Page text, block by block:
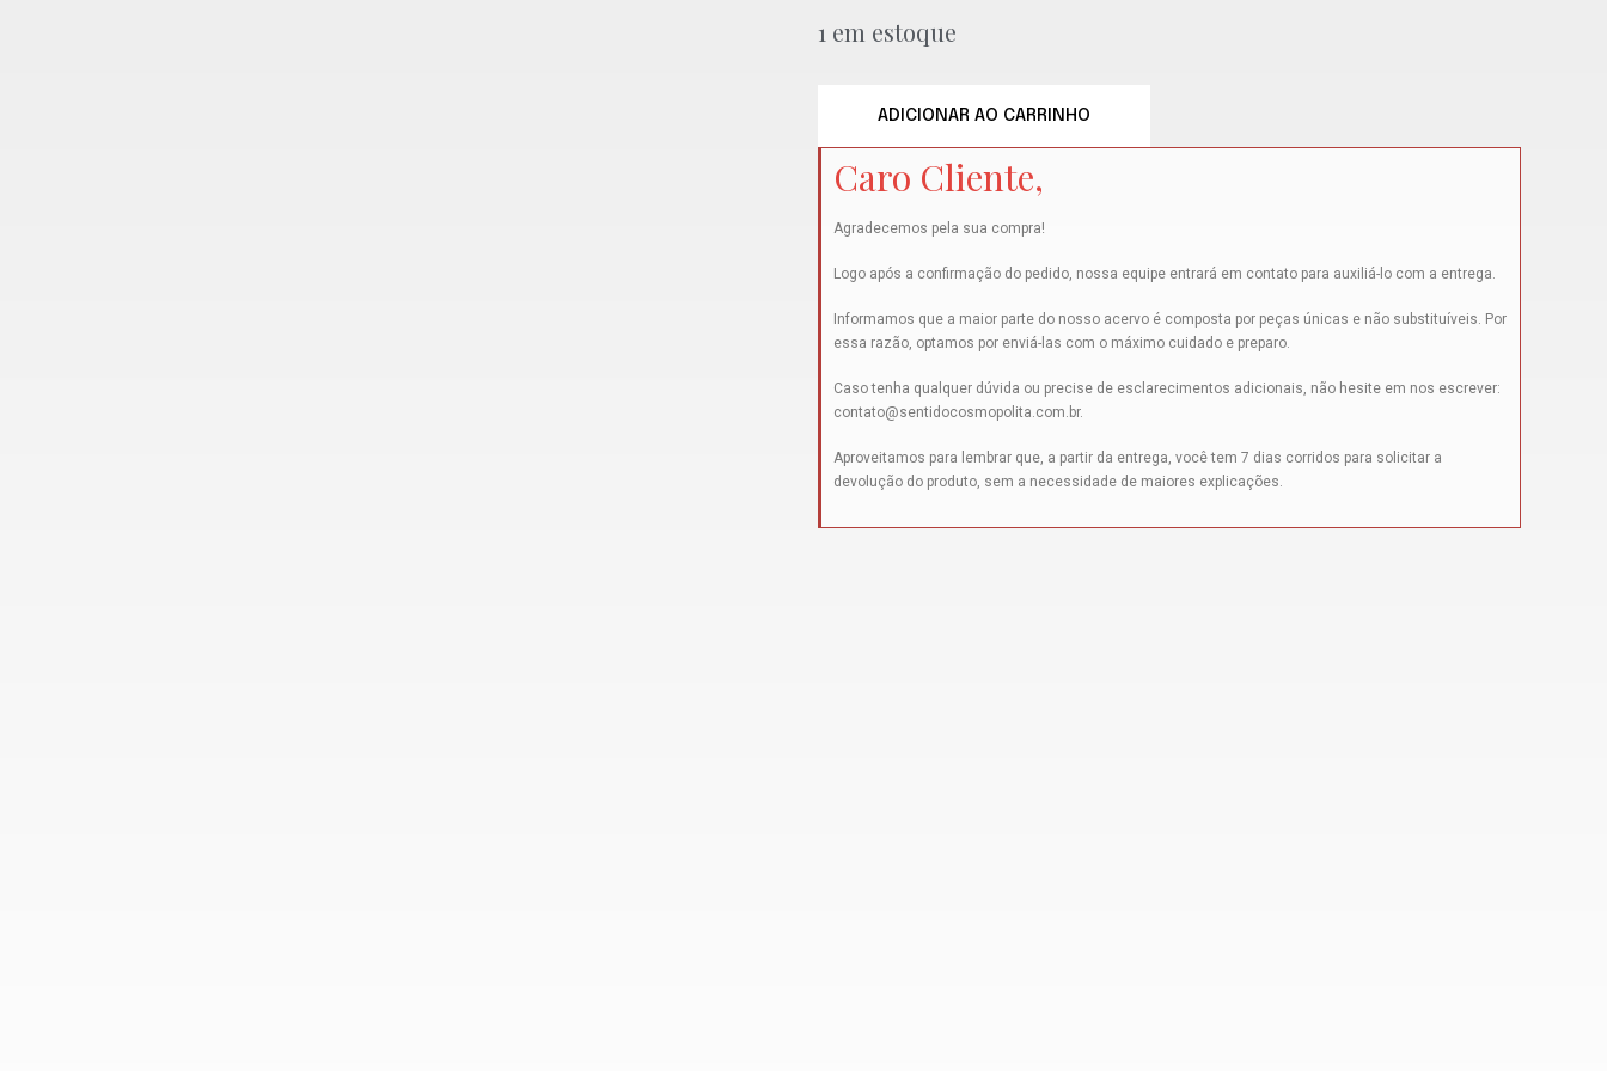
1 em estoque
ADICIONAR AO CARRINHO
Caro Cliente,
Agradecemos pela sua compra!
Logo após a confirmação do pedido, nossa equipe entrará em contato para auxiliá-lo com a entrega.
Informamos que a maior parte do nosso acervo é composta por peças únicas e não substituíveis. Por
essa razão, optamos por enviá-las com o máximo cuidado e preparo.
Caso tenha qualquer dúvida ou precise de esclarecimentos adicionais, não hesite em nos escrever:
contato@sentidocosmopolita.com.br.
Aproveitamos para lembrar que, a partir da entrega, você tem 7 dias corridos para solicitar a
devolução do produto, sem a necessidade de maiores explicações.